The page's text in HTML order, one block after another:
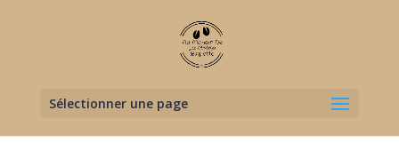
Sélectionner une page